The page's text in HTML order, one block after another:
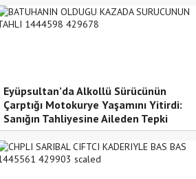
Eyüpsultan’da Alkollü Sürücünün
Çarptığı Motokurye Yaşamını Yitirdi:
Sanığın Tahliyesine Aileden Tepki